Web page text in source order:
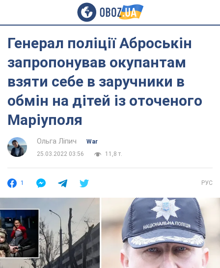
Генерал поліції Аброськін
запропонував окупантам
взяти себе в заручники в
обмін на дітей із оточеного
Маріуполя
Ольга Ліпич
War
25.03.2022 03:56
11,8 т.
1 РУС